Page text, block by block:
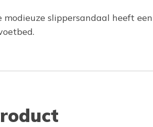
modieuze slippersandaal heeft